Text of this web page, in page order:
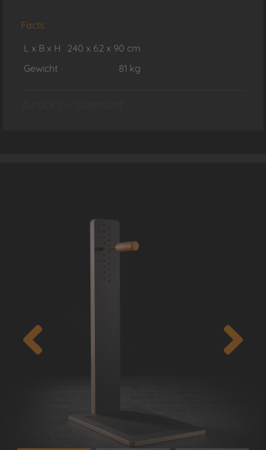
Facts
L x B x H
240 x 62 x 90 cm
Gewicht
81 kg